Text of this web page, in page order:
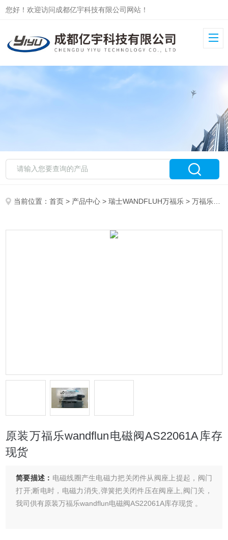
您好！欢迎访问成都亿宇科技有限公司网站！
当前位置：首页 > 产品中心 >瑞士WANDFLUH万福乐 >万福乐电磁阀
原装万福乐wandflun电磁阀AS22061A库存
现货
简要描述： 电磁线圈产生电磁力把关闭件从阀座上提起，阀门
打开;断电时，电磁力消失,弹簧把关闭件压在阀座上,阀门关，
我司供有原装万福乐wandflun电磁阀AS22061A库存现货 。